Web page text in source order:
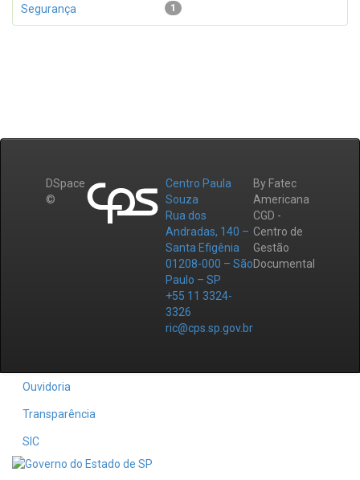
1
Segurança
DSpace
©
Centro Paula
Souza
Rua dos
Andradas, 140 –
Santa Efigênia
01208-000 – São
Paulo – SP
+55 11 3324-
3326
ric@cps.sp.gov.br
By Fatec
Americana
CGD -
Centro de
Gestão
Documental
Ouvidoria
Transparência
SIC